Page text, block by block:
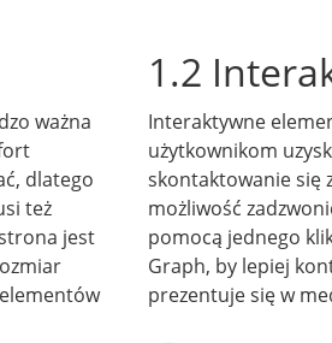
ważna
dlatego
też
jest
1.2
Interaktywne
użytkownikom
skontaktowanie się
możliwość
pomocą jednego
Graph, by lepiej
prezentuje się w